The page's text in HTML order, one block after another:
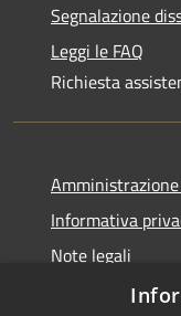
Segnalazione
Leggi le FAQ
Richiesta
Informativa
Note legali
Dichiarazione di